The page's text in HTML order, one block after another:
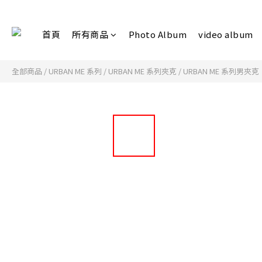
首頁 所有商品 Photo Album video album
全部商品 / URBAN ME 系列 / URBAN ME 系列夾克 / URBAN ME 系列男夾克